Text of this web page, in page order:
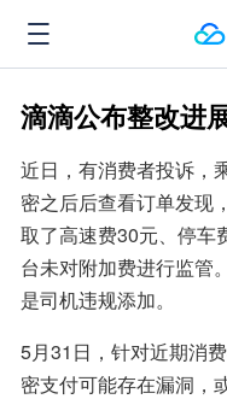
滴滴公布整改进
近日，有消费者投诉，
密之后后查看订单发现
取了高速费30元、停车
台未对附加费进行监管
是司机违规添加。
5月31日，针对近期消
密支付可能存在漏洞，